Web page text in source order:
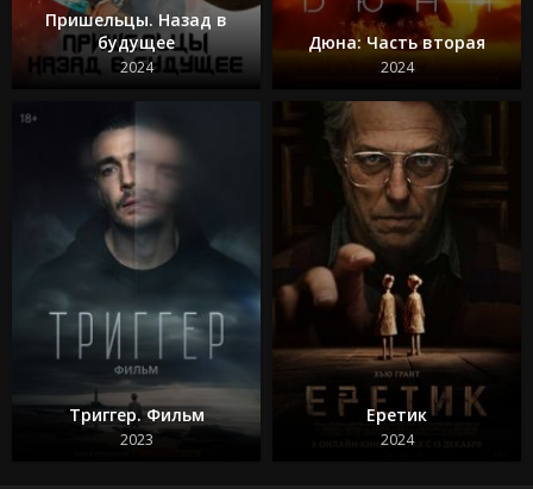
Пришельцы. Назад в
будущее
2024
Дюна: Часть вторая
2024
Триггер. Фильм
2023
Еретик
2024